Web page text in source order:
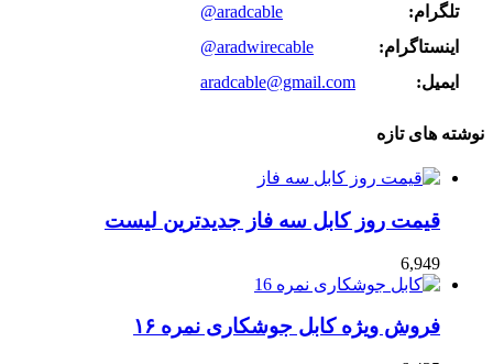
تلگرام:
@aradcable
اینستاگرام:
@aradwirecable
ایمیل:
aradcable@gmail.com
نوشته های تازه
قیمت روز کابل سه فاز جدیدترین لیست
6,949
فروش ویژه کابل جوشکاری نمره ۱۶